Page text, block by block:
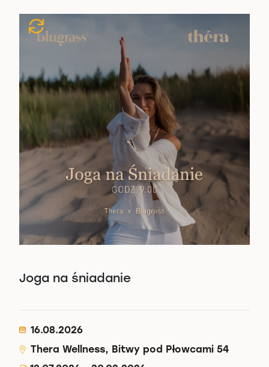
Joga na śniadanie
16.08.2026
Thera Wellness, Bitwy pod Płowcami 54